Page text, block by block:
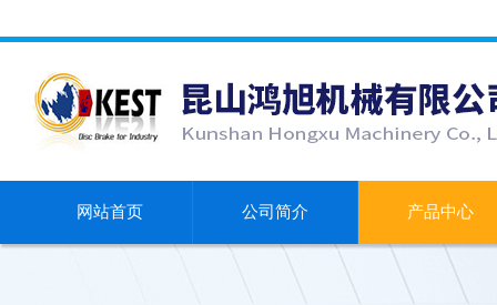
网站首页 公司简介 产品中心